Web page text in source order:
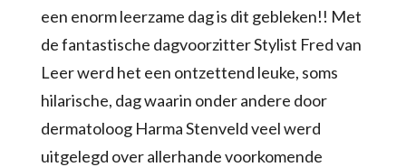
een enorm leerzame dag is dit gebleken!! Met
de fantastische dagvoorzitter Stylist Fred van
Leer werd het een ontzettend leuke, soms
hilarische, dag waarin onder andere door
dermatoloog Harma Stenveld veel werd
uitgelegd over allerhande voorkomende